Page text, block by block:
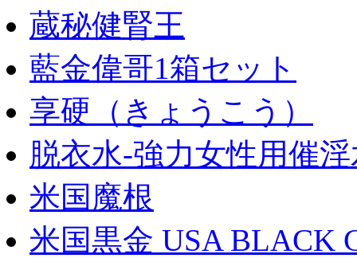
蔵秘健腎王
藍金偉哥1箱セット
享硬（きょうこう）
脱衣水-強力女性用催
米国魔根
米国黒金 USA BLACK